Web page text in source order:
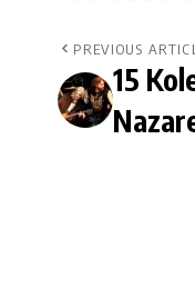
PREVIOUS
15